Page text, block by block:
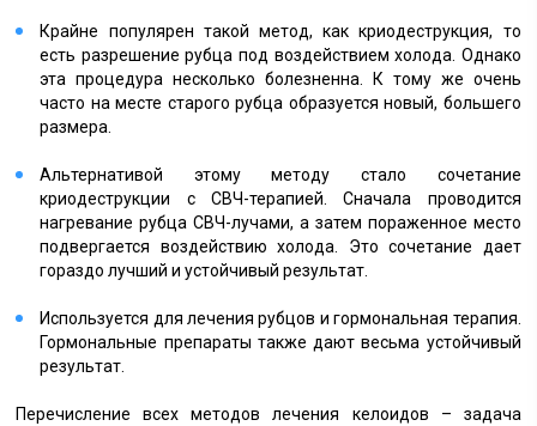
Крайне популярен такой метод, как криодеструкция, то
есть разрешение рубца под воздействием холода. Однако
эта процедура несколько болезненна. К тому же очень
часто на месте старого рубца образуется новый, большего
размера.
Альтернативой этому методу стало сочетание
криодеструкции с СВЧ-терапией. Сначала проводится
нагревание рубца СВЧ-лучами, а затем пораженное место
подвергается воздействию холода. Это сочетание дает
гораздо лучший и устойчивый результат.
Используется для лечения рубцов и гормональная терапия.
Гормональные препараты также дают весьма устойчивый
результат.
Перечисление всех методов лечения келоидов – задача